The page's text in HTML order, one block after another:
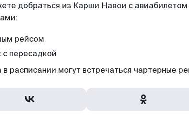
добраться из Карши Навои с авиабилетом
рейсом
с пересадкой
в расписании могут встречаться чартерные